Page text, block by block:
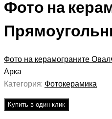
Фото на
Фото на керамограните Овал
Арка
Категория: Фотокерамика
Купить в один клик